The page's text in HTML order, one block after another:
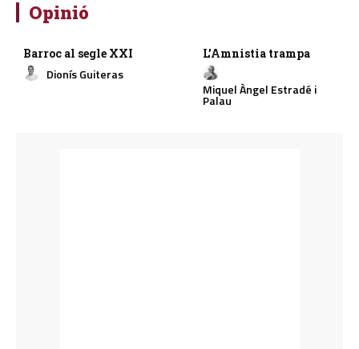
Opinió
Barroc al segle XXI
Dionís Guiteras
L’Amnistia trampa
Miquel Àngel Estradé i
Palau